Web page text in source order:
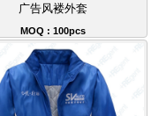
广告风褛外套
MOQ : 100pcs